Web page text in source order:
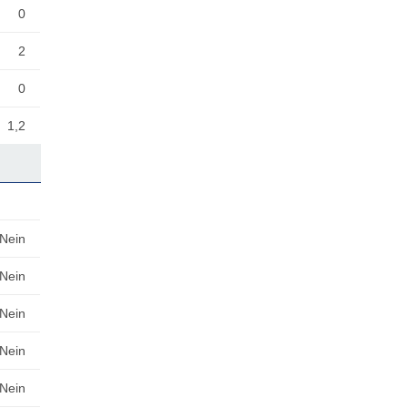
0
2
0
1,2
Nein
Nein
Nein
Nein
Nein